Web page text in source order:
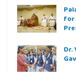
for
Dr.